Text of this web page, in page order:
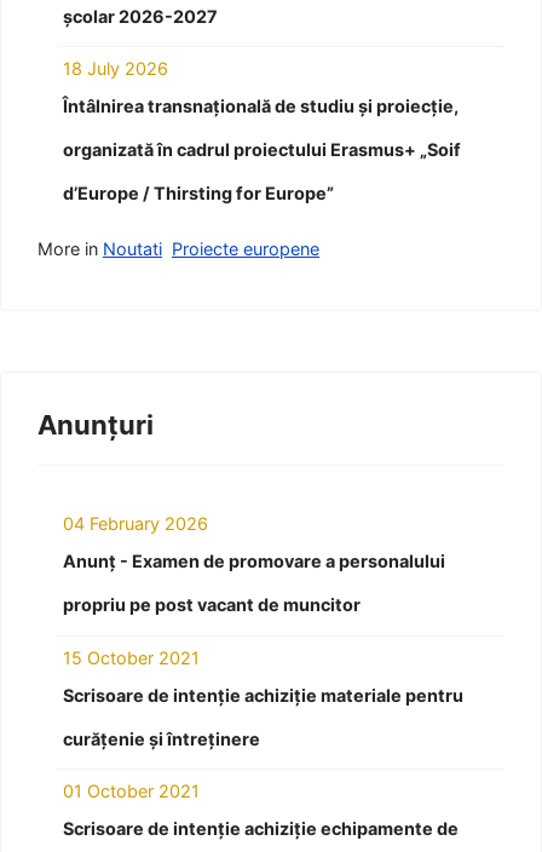
școlar 2026-2027
18 July 2026
Întâlnirea transnațională de studiu și proiecție,
organizată în cadrul proiectului Erasmus+ „Soif
d’Europe / Thirsting for Europe”
More in Noutati Proiecte europene
Anunțuri
04 February 2026
Anunț - Examen de promovare a personalului
propriu pe post vacant de muncitor
15 October 2021
Scrisoare de intenție achiziție materiale pentru
curățenie și întreținere
01 October 2021
Scrisoare de intenție achiziție echipamente de